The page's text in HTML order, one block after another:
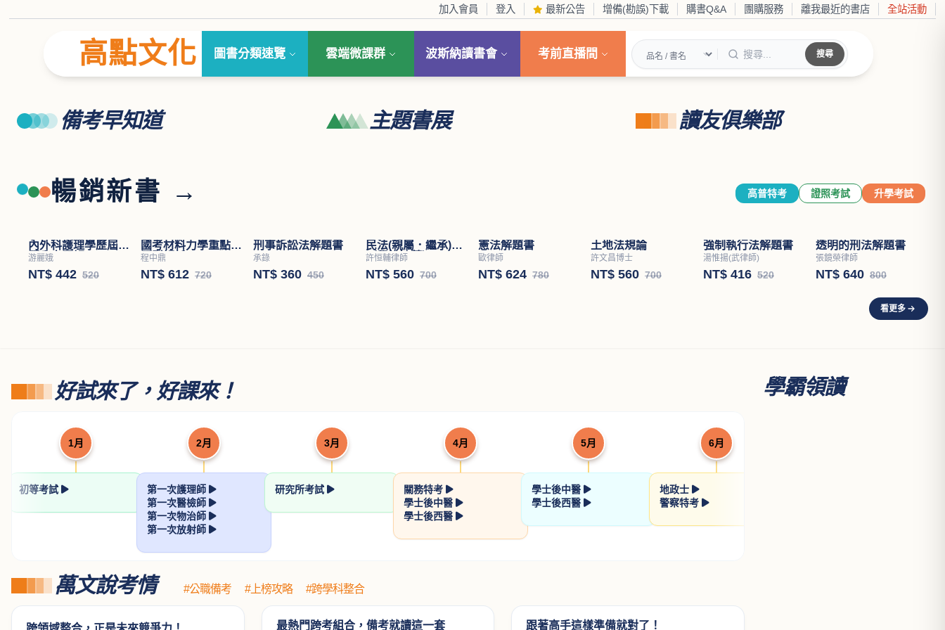
加入會員 登入 最新公告 增備(勘誤)下載 購書Q&A 團購服務 離我最近的書店 全站活動
高點文化 圖書分類速覽 雲端微課群 波斯納讀書會 考前直播間 搜尋
備考早知道 主題書展 讀友俱樂部
暢銷新書 → 高普特考 證照考試 升學考試
內外科護理學歷屆試
題分章題解
游麗娥
NT$ 442 520
國考材料力學重點暨
題型解析
程中鼎
NT$ 612 720
刑事訴訟法解題書
承錄
NT$ 360 450
土地法規論
許文昌博士
NT$ 560 700
強制執行法解題書
湯惟揚(武律師)
NT$ 416 520
透明的刑法解題書
張鏡榮律師
好試來了，好課來！
1月 2月 3月